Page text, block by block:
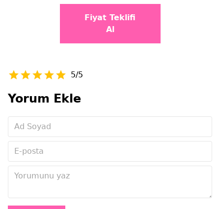
Fiyat Teklifi
Al
5/5
Yorum Ekle